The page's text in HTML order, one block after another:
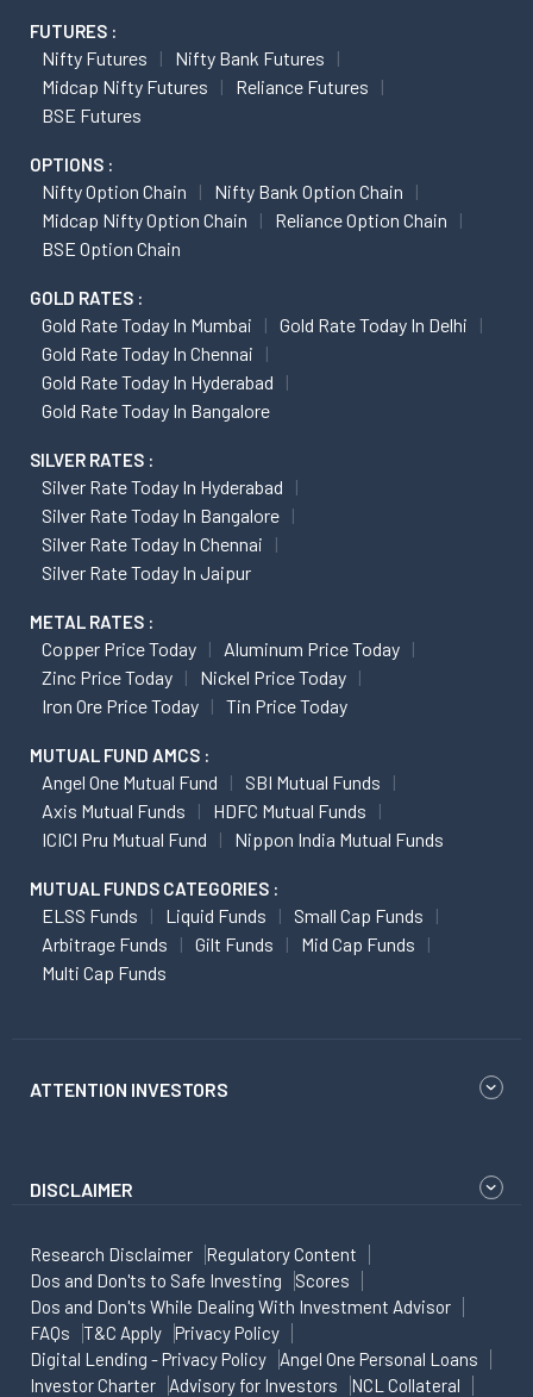
FUTURES :
Nifty Futures
Nifty Bank Futures
Midcap Nifty Futures
Reliance Futures
BSE Futures
OPTIONS :
Nifty Option Chain
Nifty Bank Option Chain
Midcap Nifty Option Chain
Reliance Option Chain
BSE Option Chain
GOLD RATES :
Gold Rate Today In Mumbai
Gold Rate Today In Delhi
Gold Rate Today In Chennai
Gold Rate Today In Hyderabad
Gold Rate Today In Bangalore
SILVER RATES :
Silver Rate Today In Hyderabad
Silver Rate Today In Bangalore
Silver Rate Today In Chennai
Silver Rate Today In Jaipur
METAL RATES :
Copper Price Today
Aluminum Price Today
Zinc Price Today
Nickel Price Today
Iron Ore Price Today
Tin Price Today
MUTUAL FUND AMCS :
Angel One Mutual Fund
SBI Mutual Funds
Axis Mutual Funds
HDFC Mutual Funds
ICICI Pru Mutual Fund
Nippon India Mutual Funds
MUTUAL FUNDS CATEGORIES :
ELSS Funds Liquid Funds
Small Cap Funds
Arbitrage Funds
Gilt Funds
Mid Cap Funds
Multi Cap Funds
ATTENTION INVESTORS
DISCLAIMER
Research Disclaimer
Regulatory Content
Dos and Don'ts to Safe Investing
Scores
Dos and Don'ts While Dealing With Investment Advisor
FAQs
T&C Apply
Privacy Policy
Digital Lending - Privacy Policy
Angel One Personal Loans
Investor Charter
Advisory for Investors NCL Collateral